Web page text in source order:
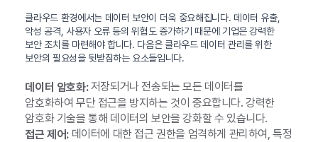
클라우드 환경에서는 데이터 보안이 더욱 중요해집니다. 데이터 유출,
악성 공격, 사용자 오류 등의 위협도 증가하기 때문에 기업은 강력한
보안 조치를 마련해야 합니다. 다음은 클라우드 데이터 관리를 위한
보안의 필요성을 뒷받침하는 요소들입니다.
데이터 암호화:저장되거나 전송되는 모든 데이터를
암호화하여 무단 접근을 방지하는 것이 중요합니다. 강력한
암호화 기술을 통해 데이터의 보안을 강화할 수 있습니다.
접근 제어:데이터에 대한 접근 권한을 엄격하게 관리하여, 특정